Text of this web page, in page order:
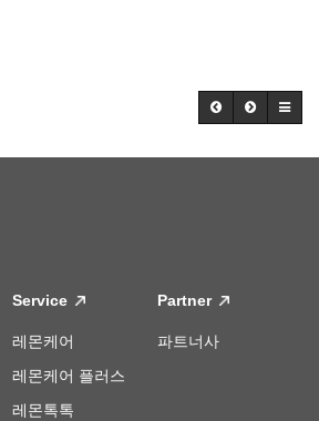
Service
레몬케어
레몬케어 플러스
레몬톡톡
Partner
파트너사